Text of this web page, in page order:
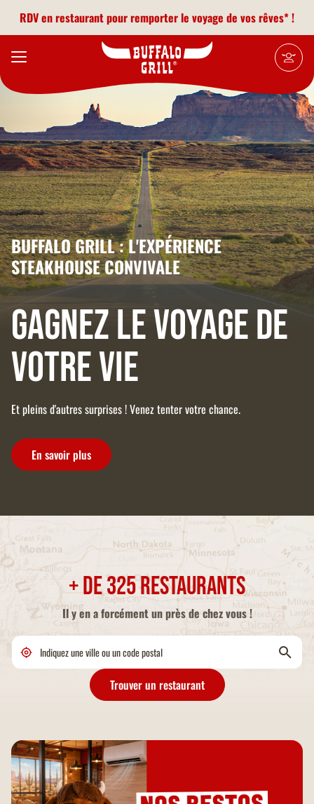
RDV en restaurant pour remporter le voyage de vos rêves* !
BUFFALO GRILL : L'EXPÉRIENCE
STEAKHOUSE CONVIVALE
Gagnez le voyage de
votre vie
Et pleins d'autres surprises ! Venez tenter votre chance.
En savoir plus
+ de 325 restaurants
Il y en a forcément un près de chez vous !
Trouver un restaurant